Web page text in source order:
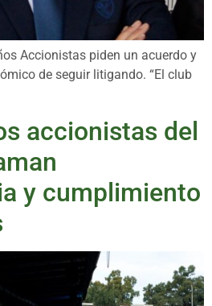
Accionistas piden un acuerdo y
de seguir litigando. “El club
accionistas del
y cumplimiento